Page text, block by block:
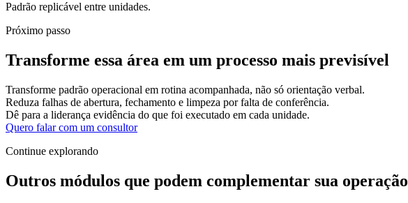
Padrão replicável entre unidades.
Próximo passo
Transforme essa área em um processo mais previsível
Transforme padrão operacional em rotina acompanhada, não só orientação verbal.
Reduza falhas de abertura, fechamento e limpeza por falta de conferência.
Dê para a liderança evidência do que foi executado em cada unidade.
Quero falar com um consultor
Continue explorando
Outros módulos que podem complementar sua operação